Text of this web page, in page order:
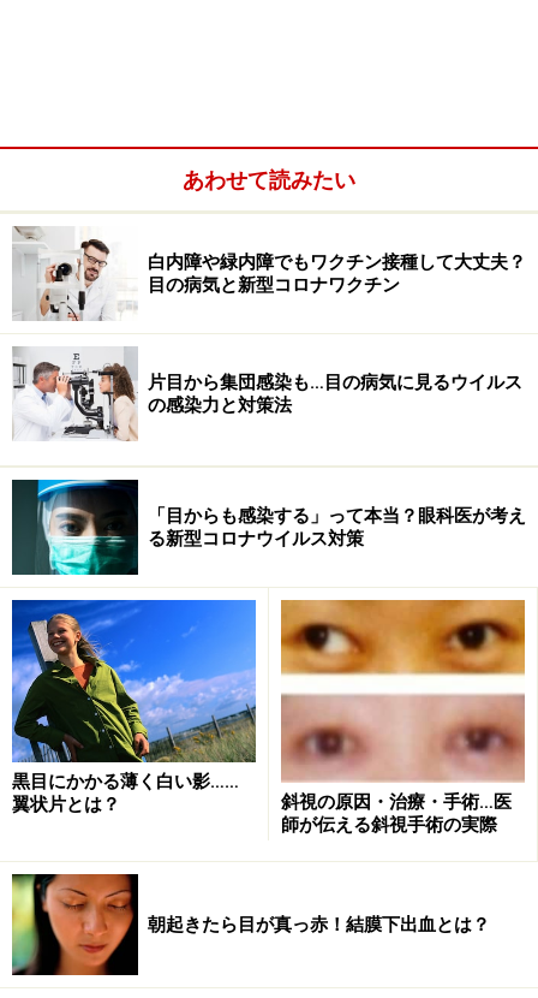
させる筋肉である瞳孔括約筋（どうこうかつやくきん）
を常時使っているということで、当然瞳孔括約筋がもの
すごく疲れます。この瞳孔括約筋の疲れ自体を私たちは
目の疲れと感じているのではないかと私は考えていま
す。（←証明が困難なのですが、2009年に立てた仮説で
す。眼科診療の経験上ではおそらく合っていると感じて
います。）
■将来的に高まる「黄斑部変性症」のリスク
目が疲れるぐらいならまだ良いのですが、将来的な目の
害な光と無害な光がありますが、我々パソコンを使って
いる世代は、知らず知らずのうちに有害な光を網膜に浴
びてしまっているので、将来「黄斑部変性症（おうはん
ぶへんせいしょう）」になるリスクが高くなっていると
あわせて読みたい
白内障や緑内障でもワクチン接種して大丈夫？
目の病気と新型コロナワクチン
片目から集団感染も…目の病気に見るウイルス
の感染力と対策法
「目からも感染する」って本当？眼科医が考え
る新型コロナウイルス対策
黒目にかかる薄く白い影……
翼状片とは？
斜視の原因・治療・手術…医
師が伝える斜視手術の実際
朝起きたら目が真っ赤！結膜下出血とは？